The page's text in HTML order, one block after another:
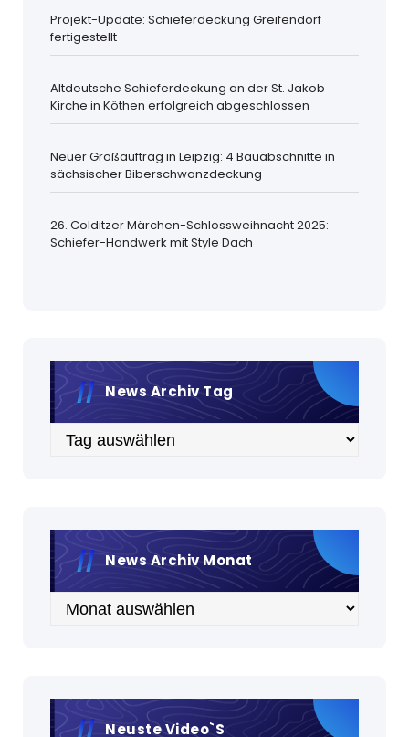
Projekt-Update: Schieferdeckung Greifendorf
fertigestellt
Altdeutsche Schieferdeckung an der St. Jakob
Kirche in Köthen erfolgreich abgeschlossen
Neuer Großauftrag in Leipzig: 4 Bauabschnitte in
sächsischer Biberschwanzdeckung
26. Colditzer Märchen-Schlossweihnacht 2025:
Schiefer-Handwerk mit Style Dach
News Archiv Tag
Archiv
News Archiv Monat
Archiv
Neuste Video`s